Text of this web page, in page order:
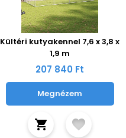
Kültéri kutyakennel 7,6 x 3,8 x
1,9 m
207 840 Ft
Megnézem